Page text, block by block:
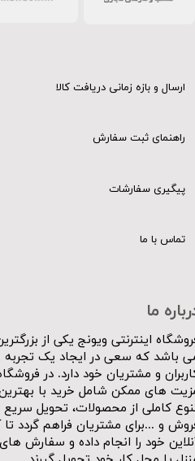
ما
اینترنتی ویونج یکی از
باشد که سعی در ایجاد یک تجربه
و مشتریان خود دارد. در
های ممکن شامل خرید با
کاملی از محصولات، تحویل
و ...برای مشتریان فراهم گردد
خود را انجام داده و سفارش
ارسال و بازه زمانی دریافت کالا
راهنمای ثبت سفارش
پیگیری سفارشات
تماس با ما